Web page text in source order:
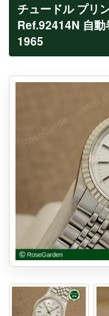
チュードル プリ
Ref.92414N 自
1965